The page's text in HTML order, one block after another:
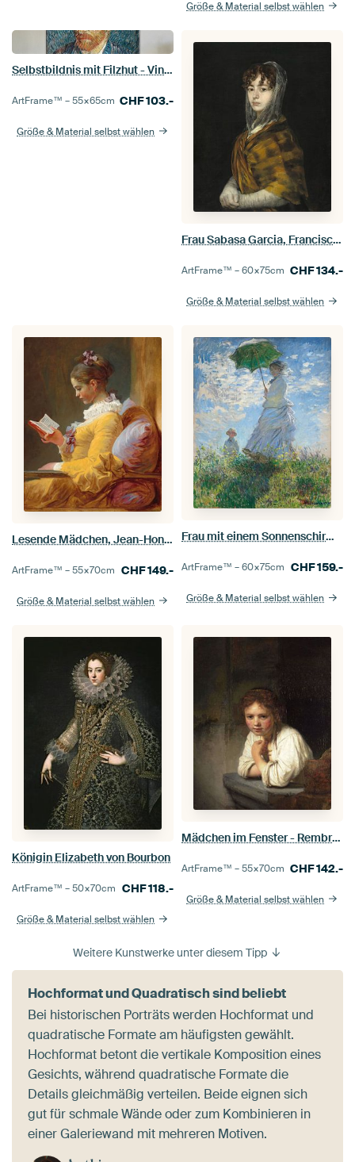
Größe & Material selbst wählen
Selbstbildnis mit Filzhut - Vincent van Gogh
ArtFrame™ –55×65cm CHF103.-
Größe & Material selbst wählen
Frau Sabasa Garcia, Francisco de Goya
ArtFrame™ –60×75cm CHF134.-
Größe & Material selbst wählen
Lesende Mädchen, Jean-Honoré Fragonard
ArtFrame™ –55×70cm CHF149.-
Größe & Material selbst wählen
Frau mit einem Sonnenschirm - Madame Monet und ihr Sohn, Claude Monet
ArtFrame™ –60×75cm CHF159.-
Größe & Material selbst wählen
Königin Elizabeth von Bourbon
ArtFrame™ –50×70cm CHF118.-
Größe & Material selbst wählen
Mädchen im Fenster - Rembrandt van Rijn
ArtFrame™ –55×70cm CHF142.-
Größe & Material selbst wählen
Weitere Kunstwerke unter diesem Tipp
Hochformat und Quadratisch sind beliebt
Bei historischen Porträts werden Hochformat und
quadratische Formate am häufigsten gewählt.
Hochformat betont die vertikale Komposition eines
Gesichts, während quadratische Formate die
Details gleichmäßig verteilen. Beide eignen sich
gut für schmale Wände oder zum Kombinieren in
einer Galeriewand mit mehreren Motiven.